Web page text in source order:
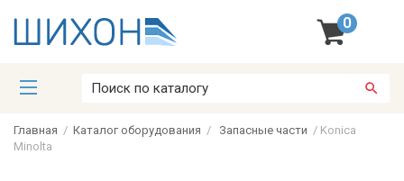
0
Главная / Каталог оборудования / Запасные части / Konica
Minolta